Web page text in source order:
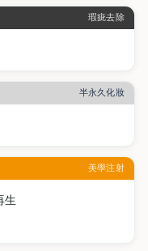
瑕疵去除
半永久化妝
美學注射
生